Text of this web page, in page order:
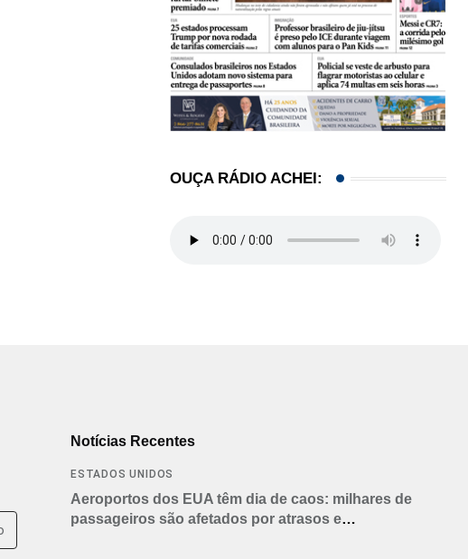
OUÇA RÁDIO ACHEI:
Notícias Recentes
ESTADOS UNIDOS
Aeroportos dos EUA têm dia de caos: milhares de
passageiros são afetados por atrasos e